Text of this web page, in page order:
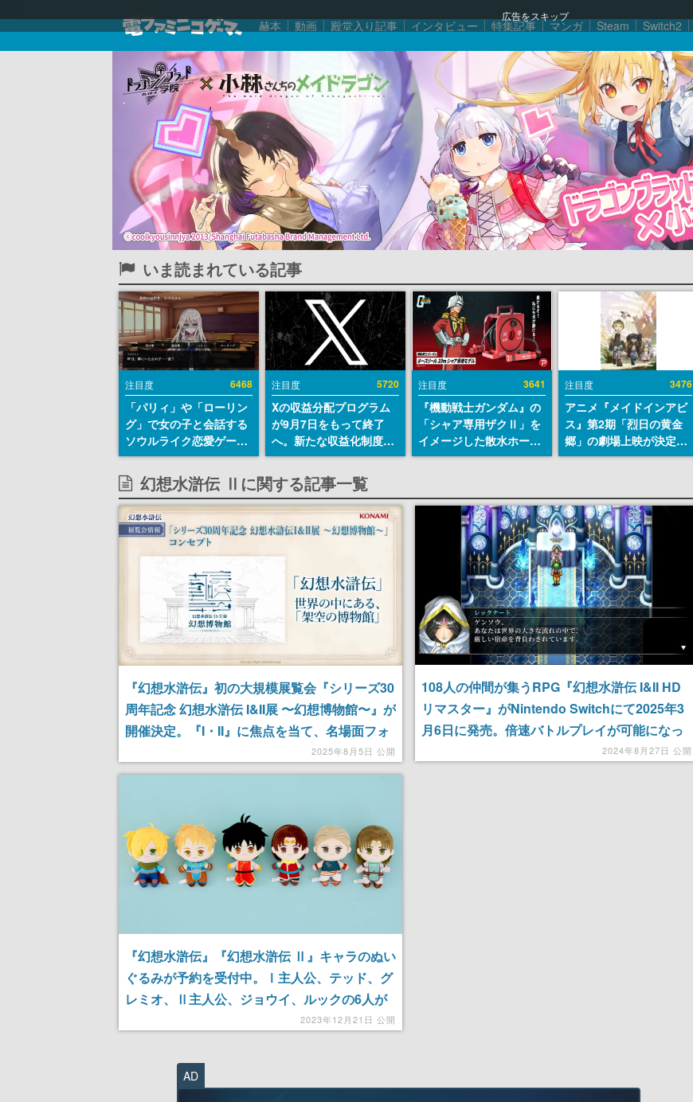
広告をスキップ
赫本 動画 殿堂入り記事 インタビュー 特集記事 マンガ Steam Switch2
いま読まれている記事
注目度 6468
「パリィ」や「ローリン
グ」で女の子と会話する
ソウルライク恋愛ゲーム
『小早川さんはソウルラ
イク』無料公開。返事に
失敗すると「YOU
DIED」
注目度 5720
Xの収益分配プログラム
が9月7日をもって終了
へ。新たな収益化制度
「Original Content
Rewards Program」を
発表
注目度 3641
『機動戦士ガンダム』の
「シャア専用ザクⅡ」を
イメージした散水ホース
リールが予約開始。本体
エンブレム、型式番号な
どを配置
注目度 3476
アニメ『メイドインアビ
ス』第2期「烈日の黄金
郷」の劇場上映が決定！
レグ役・伊瀬茉莉也さん
幻想水滸伝 Ⅱに関する記事一覧
『幻想水滸伝』初の大規模展覧会『シリーズ30
周年記念 幻想水滸伝 I&II展 〜幻想博物館〜』が
開催決定。『I・II』に焦点を当て、名場面フォ
トスポットや各キャラの武器・衣装などの立体
展示品、イラスト原画や初公開を含むストーリ
2025年8月5日 公開
108人の仲間が集うRPG『幻想水滸伝 I&II HD
リマスター』がNintendo Switchにて2025年3
月6日に発売。倍速バトルプレイが可能になっ
たほか、コマンドの簡略化などサポート機能が
2024年8月27日 公開
『幻想水滸伝』『幻想水滸伝 Ⅱ』キャラのぬい
ぐるみが予約を受付中。Ⅰ主人公、テッド、グ
レミオ、Ⅱ主人公、ジョウイ、ルックの6人が
2023年12月21日 公開
AD